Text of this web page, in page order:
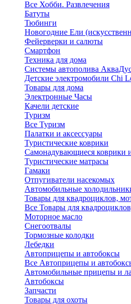
Все Хобби. Развлечения
Батуты
Тюбинги
Новогодние Ели
Фейерверки и салюты
Смартфон
Техника для дома
Системы автополива
Детские электромобили Chi
Товары для дома
Электронные Часы
Качели детские
Туризм
Все Туризм
Палатки и аксессуары
Туристические коврики
Самонадувающиеся коврики
Туристические матрасы
Гамаки
Отпугиватели насекомых
Автомобильные
Товары для квадроциклов,
Все Товары для
Моторное масло
Снегоотвалы
Тормозные колодки
Лебедки
Автоприцепы и автобоксы
Все Автоприцепы и
Автомобильные прицепы и
Автобоксы
Запчасти
Товары для охоты